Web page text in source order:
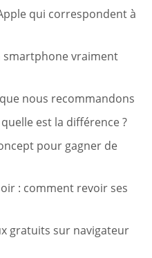
qui correspondent à
smartphone vraiment
nous recommandons
est la différence ?
pour gagner de
: comment revoir ses
gratuits sur navigateur